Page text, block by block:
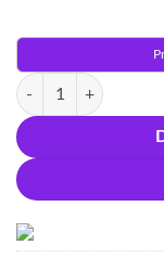
Zunanje novoletne